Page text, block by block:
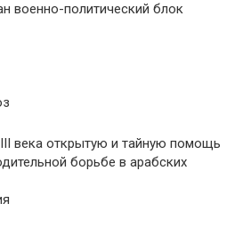
военно-политический блок
века открытую и тайную помощь
борьбе в арабских